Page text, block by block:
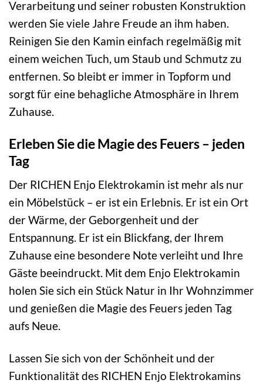
Verarbeitung und seiner robusten Konstruktion
werden Sie viele Jahre Freude an ihm haben.
Reinigen Sie den Kamin einfach regelmäßig mit
einem weichen Tuch, um Staub und Schmutz zu
entfernen. So bleibt er immer in Topform und
sorgt für eine behagliche Atmosphäre in Ihrem
Zuhause.
Erleben Sie die Magie des Feuers – jeden
Tag
Der RICHEN Enjo Elektrokamin ist mehr als nur
ein Möbelstück – er ist ein Erlebnis. Er ist ein Ort
der Wärme, der Geborgenheit und der
Entspannung. Er ist ein Blickfang, der Ihrem
Zuhause eine besondere Note verleiht und Ihre
Gäste beeindruckt. Mit dem Enjo Elektrokamin
holen Sie sich ein Stück Natur in Ihr Wohnzimmer
und genießen die Magie des Feuers jeden Tag
aufs Neue.
Lassen Sie sich von der Schönheit und der
Funktionalität des RICHEN Enjo Elektrokamins